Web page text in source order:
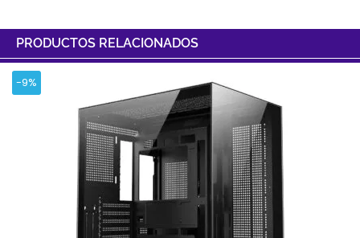
PRODUCTOS RELACIONADOS
-9%